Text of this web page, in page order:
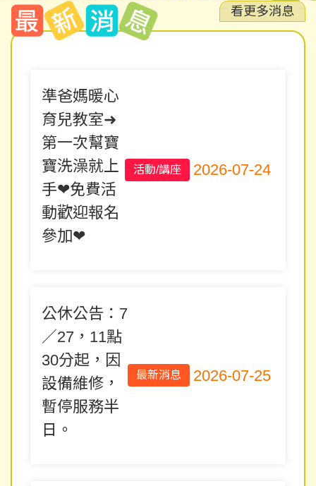
形象網站 看更多消息
準爸媽暖心
育兒教室➜
第一次幫寶
寶洗澡就上
手❤免費活
動歡迎報名
參加❤
活動/講座 2026-07-24
公休公告：7
／27，11點
30分起，因
設備維修，
暫停服務半
日。
最新消息 2026-07-25